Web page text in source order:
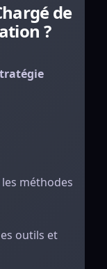
de
?
méthodes
outils et